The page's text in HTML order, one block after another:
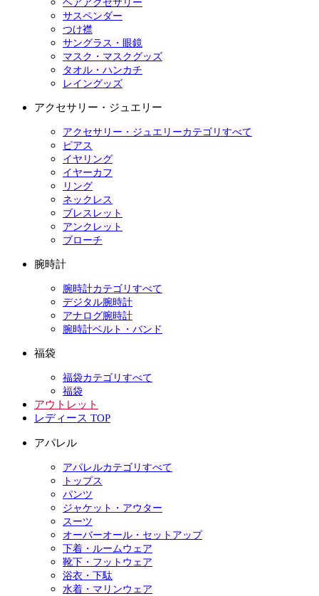
ヘアアクセサリー
サスペンダー
つけ襟
サングラス・眼鏡
マスク・マスクグッズ
タオル・ハンカチ
レイングッズ
アクセサリー・ジュエリー
アクセサリー・ジュエリーカテゴリすべて
ピアス
イヤリング
イヤーカフ
リング
ネックレス
ブレスレット
アンクレット
ブローチ
腕時計
腕時計カテゴリすべて
デジタル腕時計
アナログ腕時計
腕時計ベルト・バンド
福袋
福袋カテゴリすべて
福袋
アウトレット
レディース TOP
アパレル
アパレルカテゴリすべて
トップス
パンツ
ジャケット・アウター
スーツ
オーバーオール・セットアップ
下着・ルームウェア
靴下・フットウェア
浴衣・下駄
水着・マリンウェア